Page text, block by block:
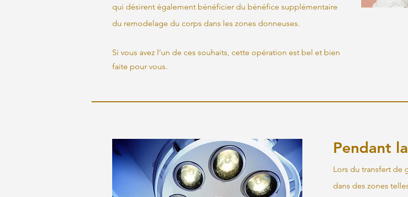
qui désirent également bénéficier du bénéfice supplémentaire
du remodelage du corps dans les zones donneuses.
Si vous avez l’un de ces souhaits, cette opération est bel et bien
faite pour vous.
Pendant
Lors du transfert de
dans des zones